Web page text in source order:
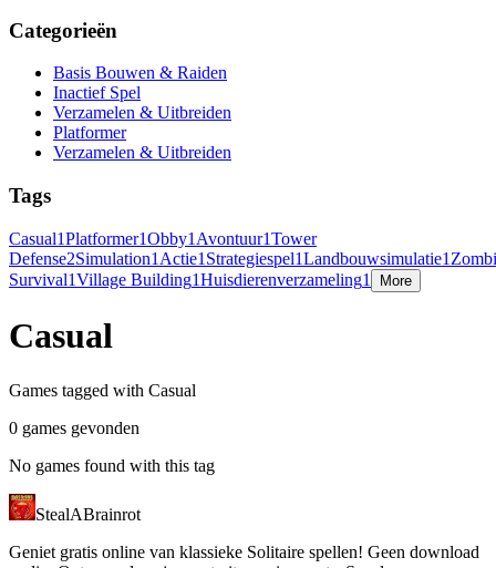
Categorieën
Basis Bouwen & Raiden
Inactief Spel
Verzamelen & Uitbreiden
Platformer
Verzamelen & Uitbreiden
Tags
Casual1Platformer1Obby1 Avontuur1Tower
Defense2Simulation1 Actie1 Strategiespel1Landbouwsimulatie1
Survival1Village Building1Huisdierenverzameling1 More
Casual
Games tagged with Casual
0 games gevonden
No games found with this tag
StealABrainrot
Geniet gratis online van klassieke Solitaire spellen! Geen download